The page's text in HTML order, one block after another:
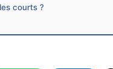
courts ?